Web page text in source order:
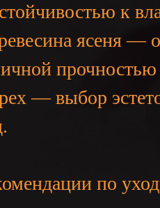
к
ясеня —
— выбор
по